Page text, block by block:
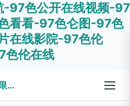
-97色公开在线视频-97
看看-97色仑图-97色
在线影院-97色伦
色伦在线
沈陽博碩會務服務有限公司